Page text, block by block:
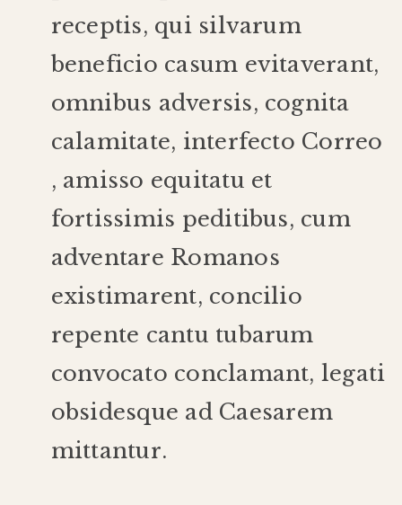
receptis, qui silvarum
beneficio casum evitaverant,
omnibus adversis, cognita
calamitate, interfecto Correo
, amisso equitatu et
fortissimis peditibus, cum
adventare Romanos
existimarent, concilio
repente cantu tubarum
convocato conclamant, legati
obsidesque ad Caesarem
mittantur.